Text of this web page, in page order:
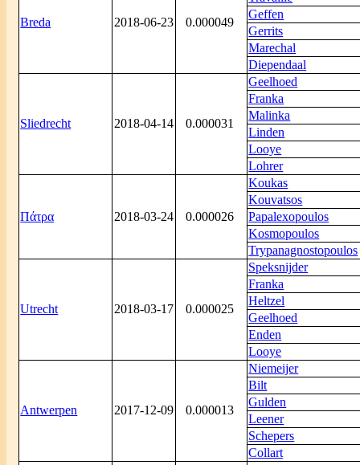
Breda 2018-06-23 0.000049
Geffen
Gerrits
Marechal
Diependaal
Sliedrecht 2018-04-14 0.000031
Geelhoed
Franka
Malinka
Linden
Looye
Lohrer
Πάτρα 2018-03-24 0.000026
Koukas
Kouvatsos
Papalexopoulos
Kosmopoulos
Trypanagnostopoulos
Utrecht 2018-03-17 0.000025
Speksnijder
Franka
Heltzel
Geelhoed
Enden
Looye
Antwerpen 2017-12-09 0.000013
Niemeijer
Bilt
Gulden
Leener
Schepers
Collart